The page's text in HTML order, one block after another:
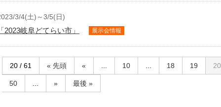
3/4(土)～3/5(日)
2023岐阜どてらい市」 展示会情報
20 / 61 « 先頭 « 10 18 19 20
50 » 最後 »